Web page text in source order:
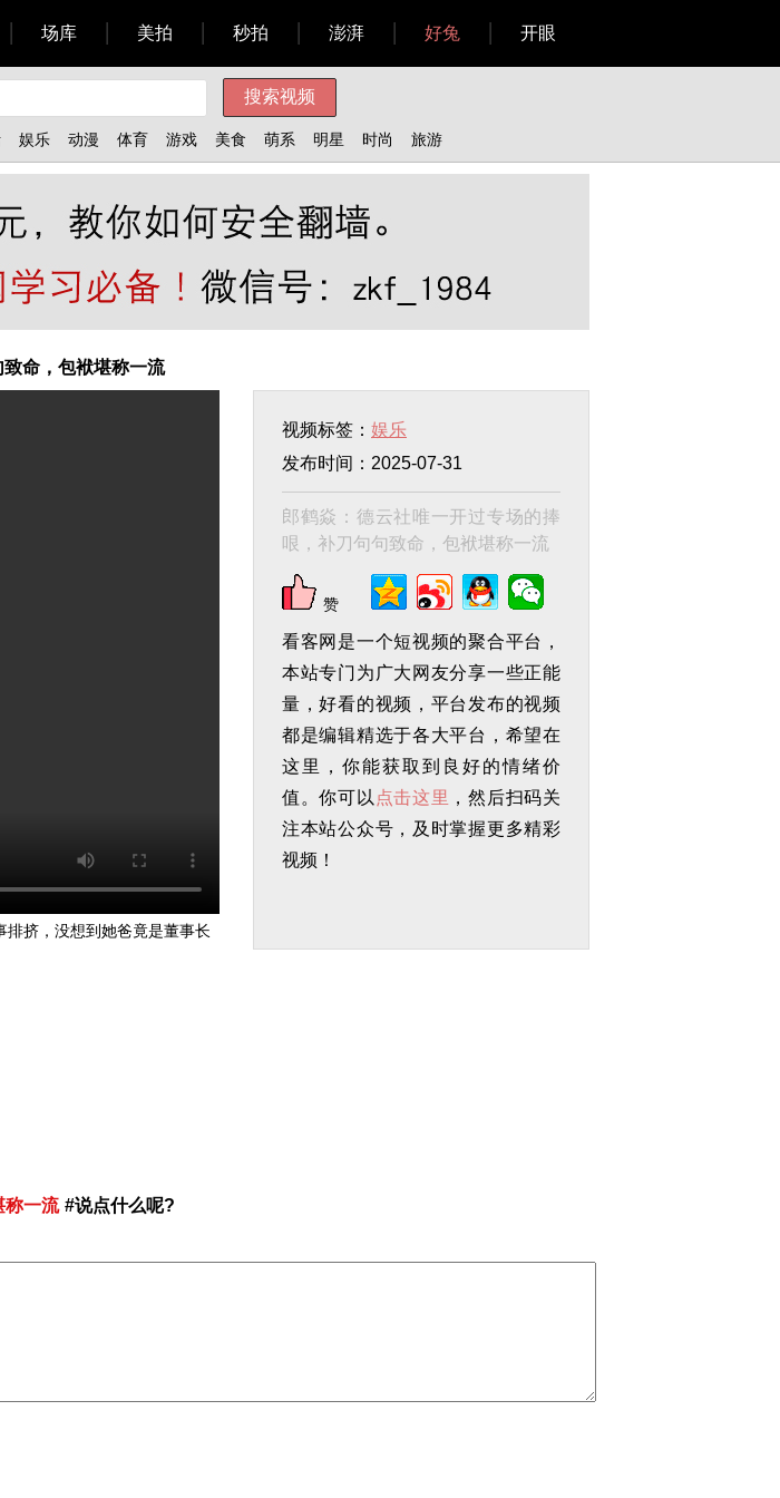
场库 美拍 秒拍 澎湃 好兔 开眼
娱乐 动漫 体育 游戏 美食 萌系 明星 时尚 旅游
命，包袱堪称一流
排挤，没想到她爸竟是董事长
视频标签： 娱乐
发布时间：2025-07-31
郎鹤焱：德云社唯一开过专场的捧
哏，补刀句句致命，包袱堪称一流
赞
看客网是一个短视频的聚合平台，
本站专门为广大网友分享一些正能
量，好看的视频，平台发布的视频
都是编辑精选于各大平台，希望在
这里，你能获取到良好的情绪价
值。你可以 点击这里 ，然后扫码关
注本站公众号，及时掌握更多精彩
视频！
称一流 #说点什么呢?